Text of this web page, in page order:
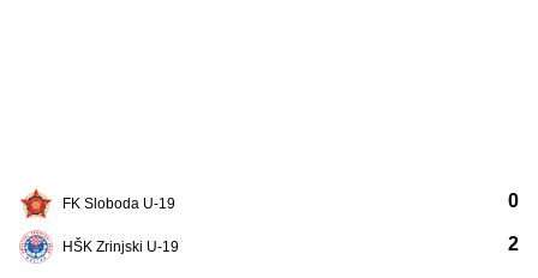
FK Sloboda U-19
HŠK Zrinjski U-19
0
2